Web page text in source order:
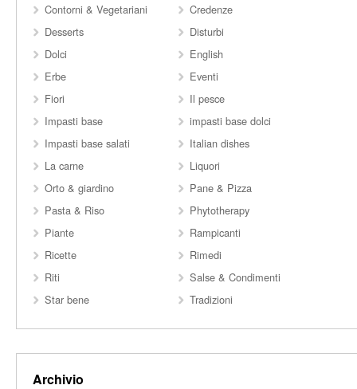
Contorni & Vegetariani
Credenze
Desserts
Disturbi
Dolci
English
Erbe
Eventi
Fiori
Il pesce
Impasti base
impasti base dolci
Impasti base salati
Italian dishes
La carne
Liquori
Orto & giardino
Pane & Pizza
Pasta & Riso
Phytotherapy
Piante
Rampicanti
Ricette
Rimedi
Riti
Salse & Condimenti
Star bene
Tradizioni
Archivio